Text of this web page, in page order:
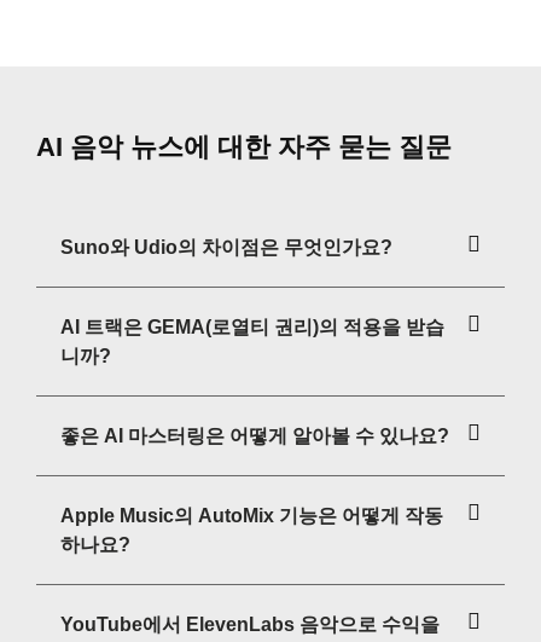
AI 음악 뉴스에 대한 자주 묻는 질문
Suno와 Udio의 차이점은 무엇인가요?
AI 트랙은 GEMA(로열티 권리)의 적용을 받습
니까?
좋은 AI 마스터링은 어떻게 알아볼 수 있나요?
Apple Music의 AutoMix 기능은 어떻게 작동
하나요?
YouTube에서 ElevenLabs 음악으로 수익을